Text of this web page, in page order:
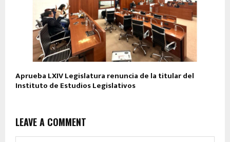
Aprueba LXIV Legislatura renuncia de la titular del
Instituto de Estudios Legislativos
LEAVE A COMMENT